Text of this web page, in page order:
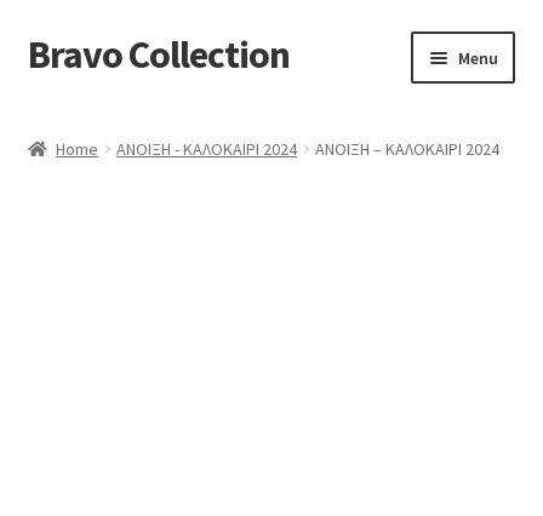
Skip
to
Skip
to
Bravo Collection Menu
COLLECTIONS
Expand
Home ΑΝΟΙΞΗ - ΚΑΛΟΚΑΙΡΙ 2024 ΑΝΟΙΞΗ – ΚΑΛΟΚΑΙΡΙ 2024